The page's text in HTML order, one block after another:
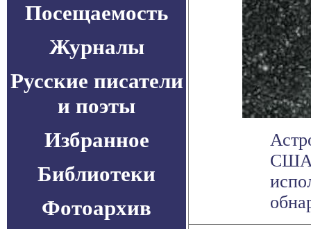
Посещаемость
Журналы
Русские писатели
и поэты
Избранное
Библиотеки
Фотоархив
США,